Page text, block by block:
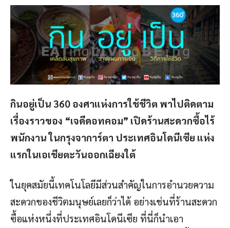
กินอยู่เป็น 360 องศาแห่งการใช้ชีวิต พาไปติดตาม
เรื่องราวของ “เจดีดอทคอม” เปิดร้านสะดวกซื้อไร้
พนักงาน ในกรุงจาการ์ตา ประเทศอินโดนีเซีย แห่ง
แรกในเอเชียตะวันออกเฉียงใต้
ในยุคสมัยนี้เทคโนโลยีมีส่วนสำคัญในการอำนวยความ
สะดวกของชีวิตมนุษย์เลยก็ว่าได้ อย่างเช่นที่ร้านสะดวก
ซื้อแห่งหนึ่งที่ประเทศอินโดนีเซีย ที่นี่ก็นำเอา